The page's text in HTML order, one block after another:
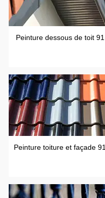
Peinture dessous de toit 91
Peinture toiture et façade 91